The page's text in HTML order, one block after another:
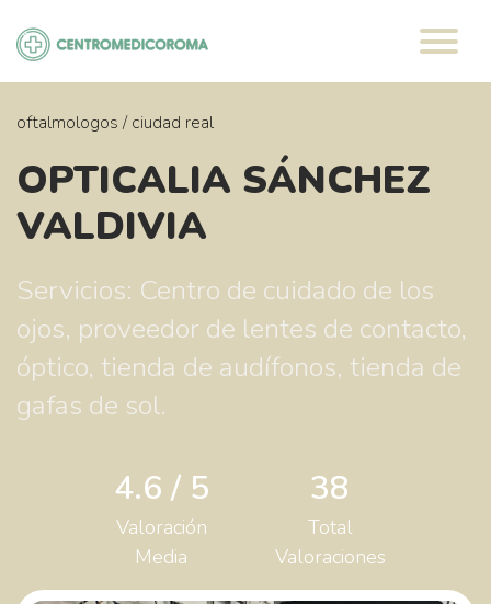
contenido
oftalmologos / ciudad real
OPTICALIA SÁNCHEZ
VALDIVIA
Servicios: Centro de cuidado de los
ojos, proveedor de lentes de contacto,
óptico, tienda de audífonos, tienda de
gafas de sol.
4.6 / 5
Valoración
Media
38
Total
Valoraciones